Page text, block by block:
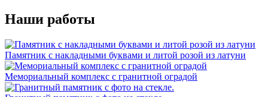
Наши работы
Памятник с накладными буквами и литой розой из латуни
Мемориальный комплекс с гранитной оградой